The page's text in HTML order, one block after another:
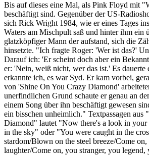
Bis auf dieses eine Mal, als Pink Floyd mit
beschäftigt sind. Gegenüber der US-
sich Rick Wright 1984, wie er eines Tages
Waters am Mischpult saß und hinter ihm ein
glatzköpfiger Mann der aufstand, sich die
hinsetzte. "Ich fragte Roger: 'Wer ist das?'
Darauf ich: 'Er scheint doch aber ein
er: 'Nein, weiß nicht, wer das ist.' Es dauerte
erkannte ich, es war Syd. Er kam vorbei,
von 'Shine On You Crazy Diamond'
unerfindlichen Grund schaute er genau an
einem Song über ihn beschäftigt gewesen
ein bisschen unheimlich." Textpassagen aus
Diamond" lautet "Now there's a look in your
in the sky" oder "You were caught in the
stardom/Blown on the steel breeze/Come
laughter/Come on, you stranger, you legend,